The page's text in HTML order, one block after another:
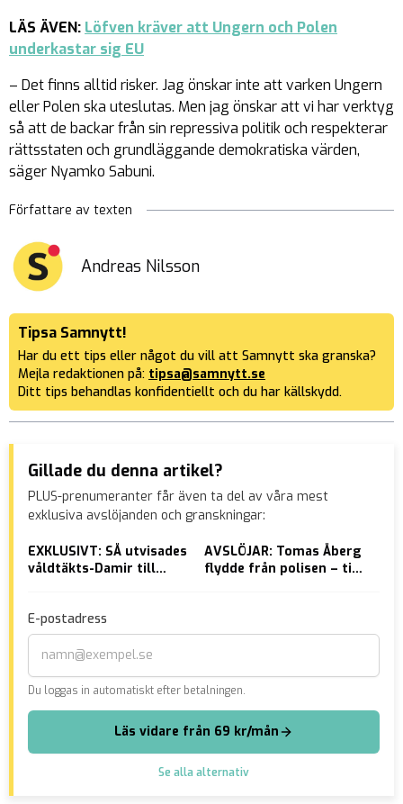
LÄS ÄVEN: Löfven kräver att Ungern och Polen
underkastar sig EU
– Det finns alltid risker. Jag önskar inte att varken Ungern
eller Polen ska uteslutas. Men jag önskar att vi har verktyg
så att de backar från sin repressiva politik och respekterar
rättsstaten och grundläggande demokratiska värden,
säger Nyamko Sabuni.
Författare av texten
Andreas Nilsson
Tipsa Samnytt!
Har du ett tips eller något du vill att Samnytt ska granska?
Mejla redaktionen på: tipsa@samnytt.se
Ditt tips behandlas konfidentiellt och du har källskydd.
Gillade du denna artikel?
PLUS-prenumeranter får även ta del av våra mest
exklusiva avslöjanden och granskningar:
EXKLUSIVT: SÅ utvisades
våldtäkts-Damir till
AVSLÖJAR: Tomas Åberg
flydde från polisen – till
E-postadress
Du loggas in automatiskt efter betalningen.
Läs vidare från 69 kr/mån
Se alla alternativ